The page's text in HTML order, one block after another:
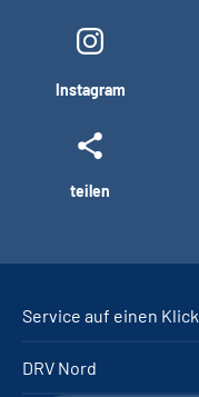
Instagram
teilen
Service auf einen Klick
DRV Nord